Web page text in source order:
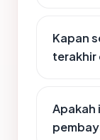
Kapan
terakhir
Apakah